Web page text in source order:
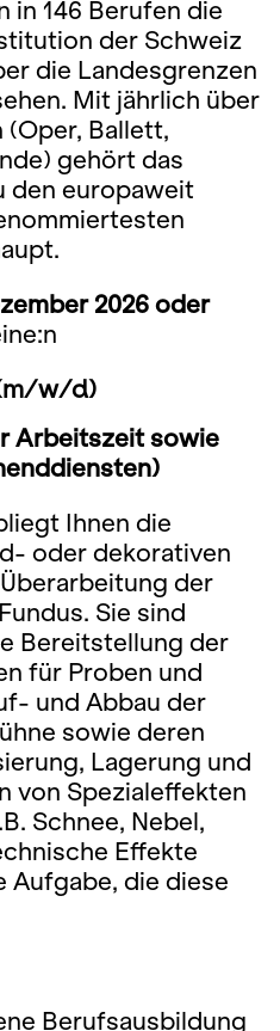
in 146 Berufen die
der Schweiz
die Landesgrenzen
Mit jährlich über
(Oper, Ballett,
gehört das
den europaweit
2026 oder
(m/w/d)
Arbeitszeit sowie
Ihnen die
oder dekorativen
der
Sie sind
Bereitstellung der
für Proben und
und Abbau der
sowie deren
Lagerung und
von Spezialeffekten
Schnee, Nebel,
Effekte
Aufgabe, die diese
Berufsausbildung